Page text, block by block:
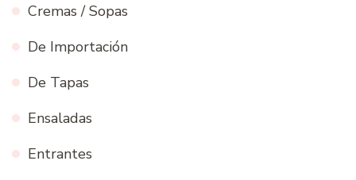
Cremas / Sopas
De Importación
De Tapas
Ensaladas
Entrantes